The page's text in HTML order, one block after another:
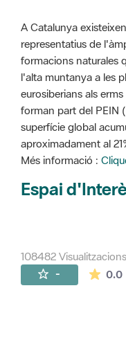
A Catalunya
representatius de
formacions naturales
l'alta muntanya a les
eurosiberians als
forman part del PEIN
superfície global
aproximadament al
Més informació :
Espai
108482 Visualitzacions
- 0.0